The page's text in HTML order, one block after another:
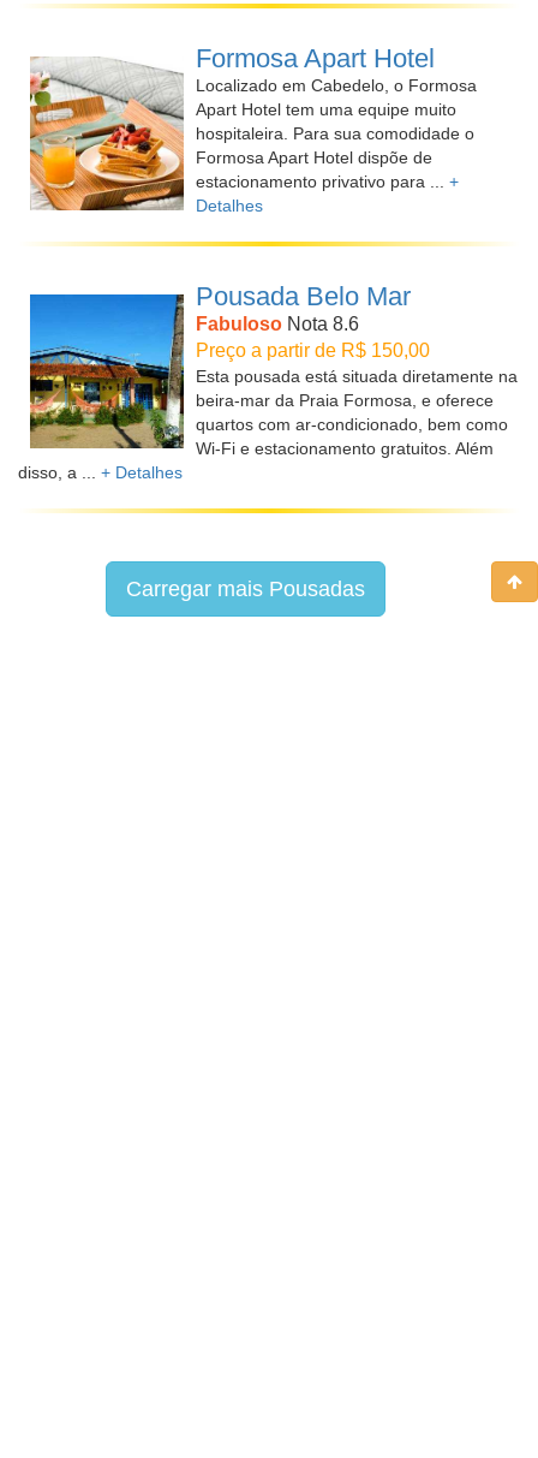
Formosa Apart Hotel
Localizado em Cabedelo, o Formosa
Apart Hotel tem uma equipe muito
hospitaleira. Para sua comodidade o
Formosa Apart Hotel dispõe de
estacionamento privativo para ... +
Detalhes
Pousada Belo Mar
Fabuloso Nota 8.6
Preço a partir de R$ 150,00
Esta pousada está situada diretamente na
beira-mar da Praia Formosa, e oferece
quartos com ar-condicionado, bem como
Wi-Fi e estacionamento gratuitos. Além
disso, a ... + Detalhes
Carregar mais Pousadas